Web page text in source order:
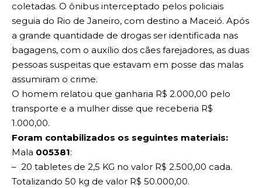
coletadas. O ônibus interceptado pelos policiais
seguia do Rio de Janeiro, com destino a Maceió. Após
a grande quantidade de drogas ser identificada nas
bagagens, com o auxílio dos cães farejadores, as duas
pessoas suspeitas que estavam em posse das malas
assumiram o crime.
O homem relatou que ganharia R$ 2.000,00 pelo
transporte e a mulher disse que receberia R$
1.000,00.
Foram contabilizados os seguintes materiais:
Mala 005381:
– 20 tabletes de 2,5 KG no valor R$ 2.500,00 cada.
Totalizando 50 kg de valor R$ 50.000,00.